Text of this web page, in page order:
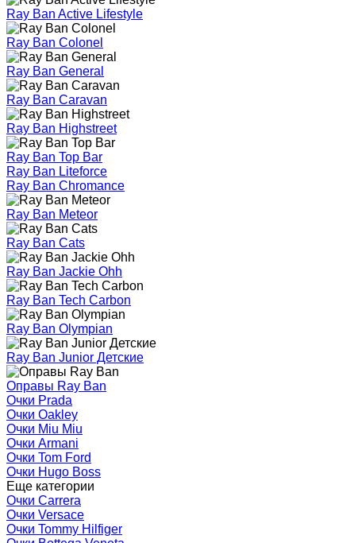
Ray Ban Active Lifestyle
Ray Ban Colonel
Ray Ban General
Ray Ban Caravan
Ray Ban Highstreet
Ray Ban Top Bar
Ray Ban Liteforce
Ray Ban Chromance
Ray Ban Meteor
Ray Ban Cats
Ray Ban Jackie Ohh
Ray Ban Tech Carbon
Ray Ban Olympian
Ray Ban Junior Детские
Оправы Ray Ban
Очки Prada
Очки Oakley
Очки Miu Miu
Очки Armani
Очки Tom Ford
Очки Hugo Boss
Еще категории
Очки Carrera
Очки Versace
Очки Tommy Hilfiger